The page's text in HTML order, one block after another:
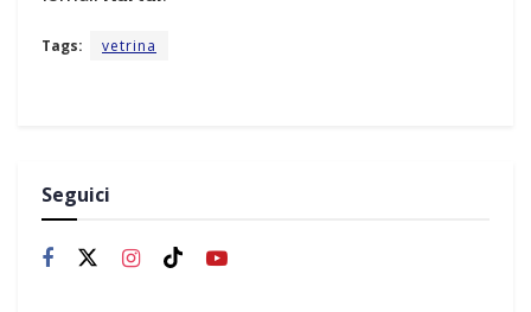
Tags: vetrina
Seguici